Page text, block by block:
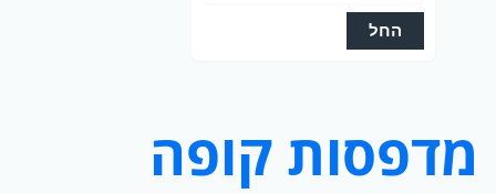
מדפסות קופה
ה
החל